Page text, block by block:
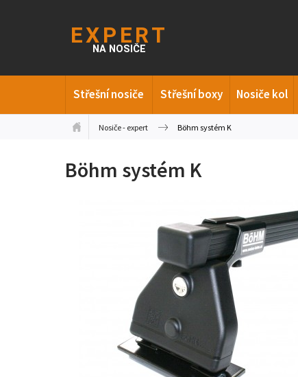
Střešní nosiče Střešní boxy Nosiče kol
Nosiče - expert Böhm systém K
Böhm systém K